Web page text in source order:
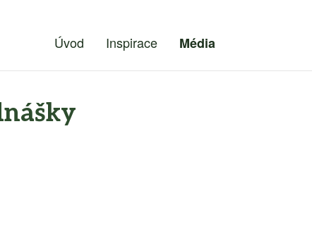
Úvod Inspirace Média